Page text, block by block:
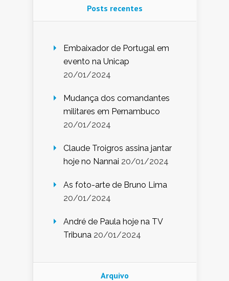
Posts recentes
Embaixador de Portugal em
evento na Unicap
20/01/2024
Mudança dos comandantes
militares em Pernambuco
20/01/2024
Claude Troigros assina jantar
hoje no Nannai 20/01/2024
As foto-arte de Bruno Lima
20/01/2024
André de Paula hoje na TV
Tribuna 20/01/2024
Arquivo